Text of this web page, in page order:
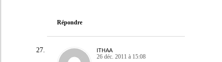
Répondre
ITHAA
26 déc. 2011 à 15:08